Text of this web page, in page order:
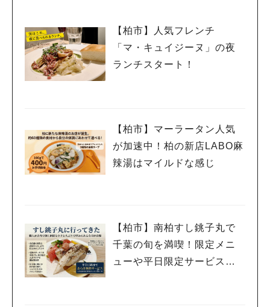
【柏市】人気フレンチ
「マ・キュイジーヌ」の夜
ランチスタート！
【柏市】マーラータン人気
が加速中！柏の新店LABO麻
辣湯はマイルドな感じ
【柏市】南柏すし銚子丸で
千葉の旬を満喫！限定メニ
ューや平日限定サービスを